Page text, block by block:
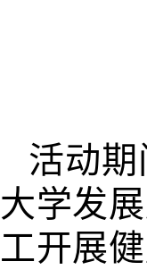
活动
大学发
工开展